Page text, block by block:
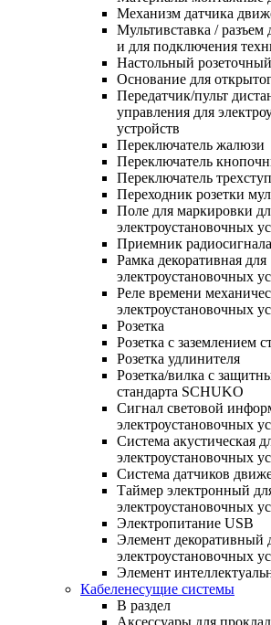
Механизм датчика
Мультивставка /
и для подключения
Настольный
Основание для
Передатчик/пульт
управления для
устройств
Переключатель жалюзи
Переключатель
Переключатель
Переходник розетки
Поле для маркировки
электроустановочных
Приемник радиосигнала
Рамка декоративная для
электроустановочных
Реле времени
электроустановочных
Розетка
Розетка с заземлением
Розетка удлинителя
Розетка/вилка с
стандарта SCHUKO
Сигнал световой
электроустановочных
Система акустическая
электроустановочных
Система датчиков
Таймер электронный
электроустановочных
Электропитание USB
Элемент декоративный
электроустановочных
Элемент
Кабеленесущие системы
В раздел
Аксессуары для